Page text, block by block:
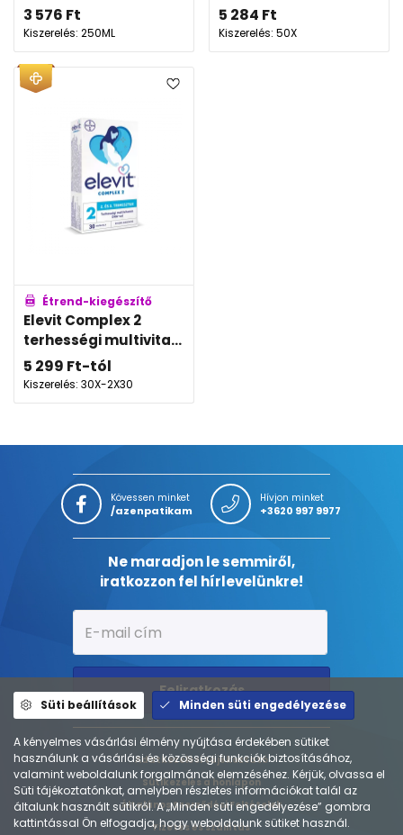
3 576 Ft
Kiszerelés: 250ML
5 284 Ft
Kiszerelés: 50X
Étrend-kiegészítő
Elevit Complex 2
terhességi multivita...
5 299 Ft-tól
Kiszerelés: 30X-2X30
Kövessen minket
/azenpatikam
Hívjon minket
+3620 997 9977
Ne maradjon le semmiről,
iratkozzon fel hírlevelünkre!
Feliratkozás
Adatkezelési tájékoztató
Sütikezelés a honlapon
Általános Szerződési Feltételek
Fizetés és szállítás
Süti beállítások Minden süti engedélyezése
A kényelmes vásárlási élmény nyújtása érdekében sütiket
használunk a vásárlási és közösségi funkciók biztosításához,
valamint weboldalunk forgalmának elemzéséhez. Kérjük, olvassa el
Süti tájékoztatónkat, amelyben részletes információkat talál az
általunk használt sütikről. A „Minden süti engedélyezése” gombra
kattintással Ön elfogadja, hogy weboldalunk sütiket használ.